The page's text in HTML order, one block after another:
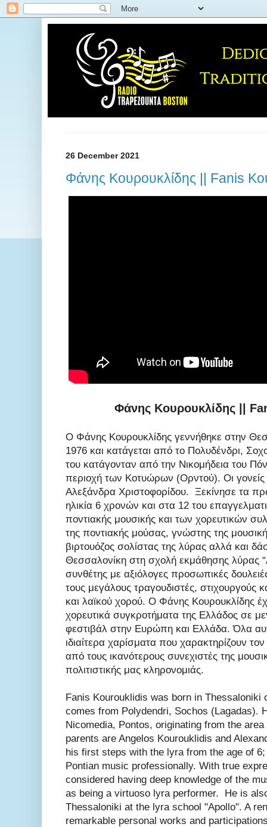
26 December 2021
Φάνης Κουρουκλίδης || Fanis
Φάνης Κουρουκλίδης ||
Ο Φάνης Κουρουκλίδης γεννήθηκε στην
1976 και κατάγεται από το Πολυδένδρι,
του κατάγονταν από την Νικομήδεια του
περιοχή των Κοτυώρων (Ορντού). Οι γονείς
Αλεξάνδρα Χριστοφορίδου. Ξεκίνησε τα
ηλικία 6 χρονών και στα 12 του
ποντιακής μουσικής και των χορευτικών
της ποντιακής μούσας, γνώστης της
βιρτουόζος σολίστας της λύρας αλλά και
Θεσσαλονίκη στη σχολή εκμάθησης λύρας
συνθέτης με αξιόλογες προσωπικές
τους μεγάλους τραγουδιστές, στιχουργούς
και λαϊκού χορού. Ο Φάνης Κουρουκλίδης
χορευτικά συγκροτήματα της Ελλάδος σε
φεστιβάλ στην Ευρώπη και Ελλάδα. Όλα
ιδιαίτερα χαρίσματα που χαρακτηρίζουν
από τους ικανότερους συνεχιστές της
πολιτιστικής μας κληρονομιάς.
Fanis Kourouklidis was born in Thessaloniki
comes from Polydendri, Sochos (Lagadas).
Nicomedia, Pontos, originating from the
parents are Angelos Kourouklidis and
his first steps with the lyra from the age of
Pontian music professionally. With true
considered having deep knowledge of the
as being a virtuoso lyra performer. He is
Thessaloniki at the lyra school "Apollo". A
remarkable personal works and